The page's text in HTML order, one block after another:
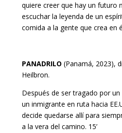
quiere creer que hay un futuro
escuchar la leyenda de un
comida a la gente que crea en
PANADRILO (Panamá, 2023),
Heilbron.
Después de ser tragado por
un inmigrante en ruta hacia
decide quedarse allí para
a la vera del camino. 15’